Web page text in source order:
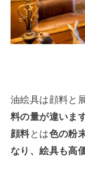
油絵具は顔料と
料の量が違いま
顔料とは色の粉
なり、絵具も高